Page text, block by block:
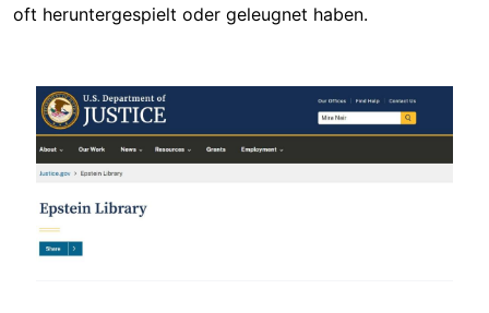
oft heruntergespielt oder geleugnet haben.
Image